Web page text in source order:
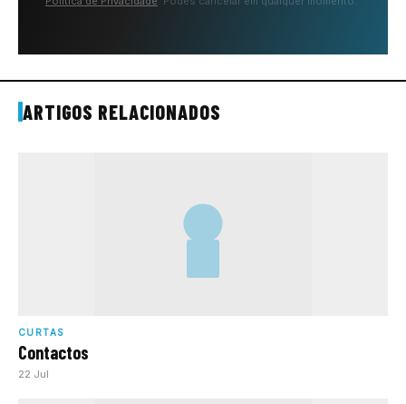
ARTIGOS RELACIONADOS
CURTAS
Contactos
22 Jul